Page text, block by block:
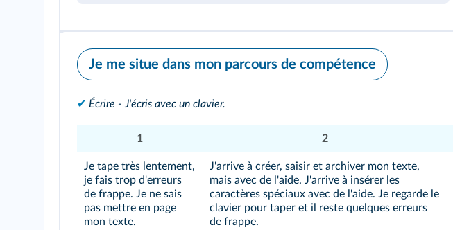
Je me situe dans mon parcours de compétence
✔ Écrire - J'écris avec un clavier.
1 2
Je tape très lentement,
je fais trop d'erreurs
de frappe. Je ne sais
pas mettre en page
mon texte.
J'arrive à créer, saisir et archiver mon texte,
mais avec de l'aide. J'arrive à insérer les
caractères spéciaux avec de l'aide. Je regarde le
clavier pour taper et il reste quelques erreurs
de frappe.